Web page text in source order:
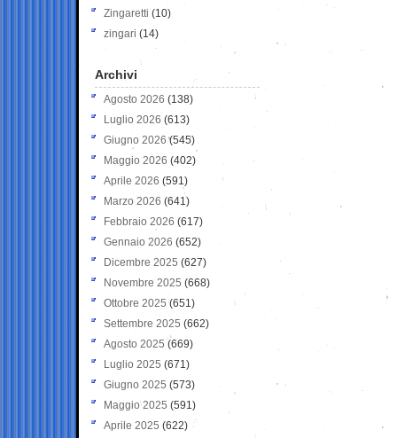
Zingaretti (10)
zingari (14)
Archivi
Agosto 2026 (138)
Luglio 2026 (613)
Giugno 2026 (545)
Maggio 2026 (402)
Aprile 2026 (591)
Marzo 2026 (641)
Febbraio 2026 (617)
Gennaio 2026 (652)
Dicembre 2025 (627)
Novembre 2025 (668)
Ottobre 2025 (651)
Settembre 2025 (662)
Agosto 2025 (669)
Luglio 2025 (671)
Giugno 2025 (573)
Maggio 2025 (591)
Aprile 2025 (622)